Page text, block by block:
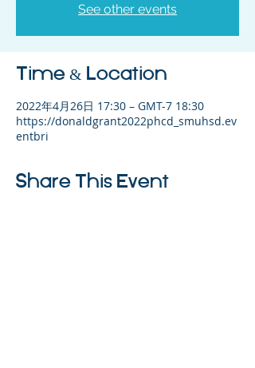
See other events
Time & Location
2022年4月26日 17:30 – GMT-7 18:30
https://donaldgrant2022phcd_smuhsd.ev
entbri
Share This Event